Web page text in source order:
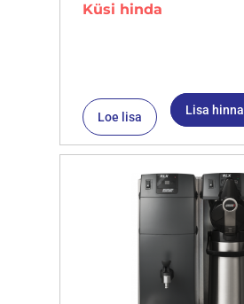
Küsi hinda
Loe lisa Lisa